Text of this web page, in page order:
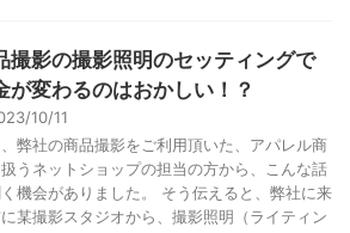
撮影の撮影照明のセッティングで
が変わるのはおかしい！？
10/11
弊社の商品撮影をご利用頂いた、アパレル商
うネットショップの担当の方から、こんな話
機会がありました。 そう伝えると、弊社に来
某撮影スタジオから、撮影照明（ライティン